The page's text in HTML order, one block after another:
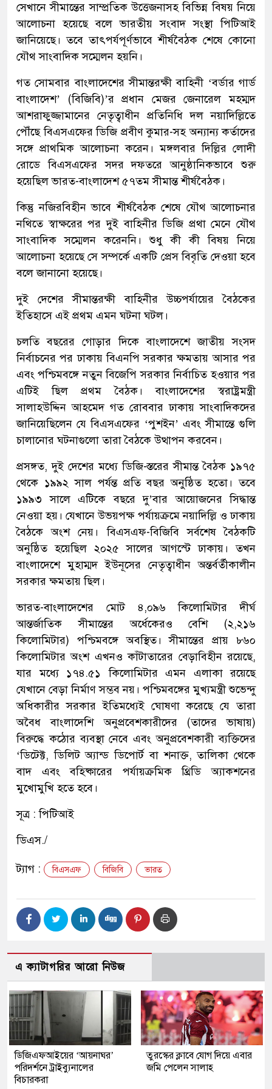
সেখানে সীমান্তের সাম্প্রতিক উত্তেজনাসহ বিভিন্ন বিষয় নিয়ে
আলোচনা হয়েছে বলে ভারতীয় সংবাদ সংস্থা পিটিআই
জানিয়েছে। তবে তাৎপর্যপূর্ণভাবে শীর্ষবৈঠক শেষে কোনো
যৌথ সাংবাদিক সম্মেলন হয়নি।
গত সোমবার বাংলাদেশের সীমান্তরক্ষী বাহিনী ‘বর্ডার গার্ড
বাংলাদেশ’ (বিজিবি)’র প্রধান মেজর জেনারেল মহম্মদ
আশরাফুজ্জামানের নেতৃত্বাধীন প্রতিনিধি দল নয়াদিল্লিতে
পৌঁছে বিএসএফের ডিজি প্রবীণ কুমার-সহ অন্যান্য কর্তাদের
সঙ্গে প্রাথমিক আলোচনা করেন। মঙ্গলবার দিল্লির লোদী
রোডে বিএসএফের সদর দফতরে আনুষ্ঠানিকভাবে শুরু
হয়েছিল ভারত-বাংলাদেশ ৫৭তম সীমান্ত শীর্ষবৈঠক।
কিন্তু নজিরবিহীন ভাবে শীর্ষবৈঠক শেষে যৌথ আলোচনার
নথিতে স্বাক্ষরের পর দুই বাহিনীর ডিজি প্রথা মেনে যৌথ
সাংবাদিক সম্মেলন করেননি। শুধু কী কী বিষয় নিয়ে
আলোচনা হয়েছে সে সম্পর্কে একটি প্রেস বিবৃতি দেওয়া হবে
বলে জানানো হয়েছে।
দুই দেশের সীমান্তরক্ষী বাহিনীর উচ্চপর্যায়ের বৈঠকের
ইতিহাসে এই প্রথম এমন ঘটনা ঘটল।
চলতি বছরের গোড়ার দিকে বাংলাদেশে জাতীয় সংসদ
নির্বাচনের পর ঢাকায় বিএনপি সরকার ক্ষমতায় আসার পর
এবং পশ্চিমবঙ্গে নতুন বিজেপি সরকার নির্বাচিত হওয়ার পর
এটিই ছিল প্রথম বৈঠক। বাংলাদেশের স্বরাষ্ট্রমন্ত্রী
সালাহউদ্দিন আহমেদ গত রোববার ঢাকায় সাংবাদিকদের
জানিয়েছিলেন যে বিএসএফের ‘পুশইন’ এবং সীমান্তে গুলি
চালানোর ঘটনাগুলো তারা বৈঠকে উত্থাপন করবেন।
প্রসঙ্গত, দুই দেশের মধ্যে ডিজি-স্তরের সীমান্ত বৈঠক ১৯৭৫
থেকে ১৯৯২ সাল পর্যন্ত প্রতি বছর অনুষ্ঠিত হতো। তবে
১৯৯৩ সালে এটিকে বছরে দু’বার আয়োজনের সিদ্ধান্ত
নেওয়া হয়। যেখানে উভয়পক্ষ পর্যায়ক্রমে নয়াদিল্লি ও ঢাকায়
বৈঠকে অংশ নেয়। বিএসএফ-বিজিবি সর্বশেষ বৈঠকটি
অনুষ্ঠিত হয়েছিল ২০২৫ সালের আগস্টে ঢাকায়। তখন
বাংলাদেশে মুহাম্মদ ইউনূসের নেতৃত্বাধীন অন্তর্বর্তীকালীন
সরকার ক্ষমতায় ছিল।
ভারত-বাংলাদেশের মোট ৪,০৯৬ কিলোমিটার দীর্ঘ
আন্তর্জাতিক সীমান্তের অর্ধেকেরও বেশি (২,২১৬
কিলোমিটার) পশ্চিমবঙ্গে অবস্থিত। সীমান্তের প্রায় ৮৬০
কিলোমিটার অংশ এখনও কাঁটাতারের বেড়াবিহীন রয়েছে,
যার মধ্যে ১৭৪.৫১ কিলোমিটার এমন এলাকা রয়েছে
যেখানে বেড়া নির্মাণ সম্ভব নয়। পশ্চিমবঙ্গের মুখ্যমন্ত্রী শুভেন্দু
অধিকারীর সরকার ইতিমধ্যেই ঘোষণা করেছে যে তারা
অবৈধ বাংলাদেশি অনুপ্রবেশকারীদের (তাদের ভাষায়)
বিরুদ্ধে কঠোর ব্যবস্থা নেবে এবং অনুপ্রবেশকারী ব্যক্তিদের
‘ডিটেক্ট, ডিলিট অ্যান্ড ডিপোর্ট বা শনাক্ত, তালিকা থেকে
বাদ এবং বহিষ্কারের পর্যায়ক্রমিক থ্রিডি অ্যাকশনের
মুখোমুখি হতে হবে।
সূত্র : পিটিআই
ডিএস./
ট্যাগ : বিএসএফ বিজিবি ভারত
এ ক্যাটাগরির আরো নিউজ
ডিজিএফআইয়ের ‘আয়নাঘর’
পরিদর্শনে ট্রাইব্যুনালের
বিচারকরা
তুরস্কের ক্লাবে যোগ দিয়ে এবার
জমি পেলেন সালাহ